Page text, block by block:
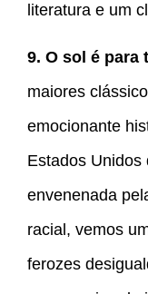
literatura e um
9. O sol é para
maiores
emocionante
Estados Unidos
envenenada
racial, vemos
ferozes